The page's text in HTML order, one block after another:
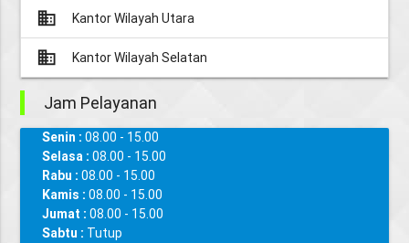
business Kantor Wilayah Utara
business Kantor Wilayah Selatan
Jam Pelayanan
Senin :08.00 - 15.00
Selasa :08.00 - 15.00
Rabu :08.00 - 15.00
Kamis :08.00 - 15.00
Jumat :08.00 - 15.00
Sabtu : Tutup